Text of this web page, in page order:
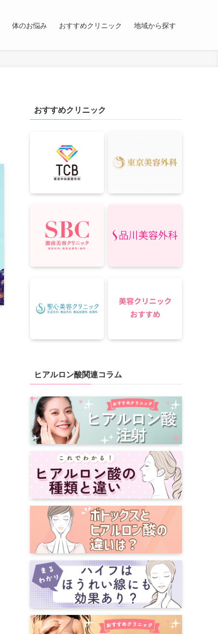
体のお悩み おすすめクリニック 地域から探す
おすすめクリニック
ヒアルロン酸関連コラム